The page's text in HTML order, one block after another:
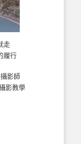
走
履行
影師
影教學